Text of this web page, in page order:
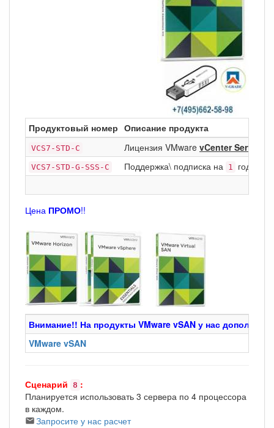
Продуктовый номер Описание продукта
VCS7-STD-C Лицензия VMware vCenter Server
VCS7-STD-G-SSS-C Поддержка\ подписка на 1 год
Цена ПРОМО!!
Внимание!! На продукты VMware vSAN у нас
VMware vSAN
Сценарий 8 :
Планируется использовать 3 сервера по 4 процессора
в каждом.
Запросите у нас расчет